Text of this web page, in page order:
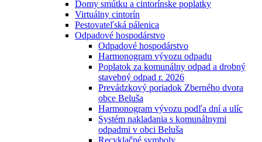
Domy smútku a cintorínske poplatky
Virtuálny cintorín
Pestovateľská pálenica
Odpadové hospodárstvo
Odpadové hospodárstvo
Harmonogram vývozu odpadu
Poplatok za komunálny odpad a drobný
stavebný odpad r. 2026
Prevádzkový poriadok Zberného dvora
obce Beluša
Harmonogram vývozu podľa dní a ulíc
Systém nakladania s komunálnymi
odpadmi v obci Beluša
Recyklačné symboly